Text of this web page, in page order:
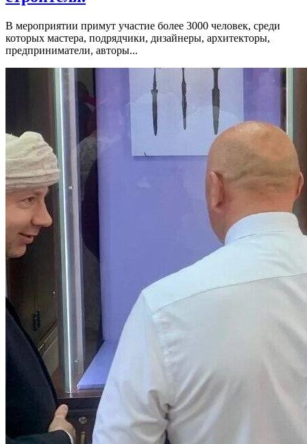
В мероприятии примут участие более 3000 человек, среди
которых мастера, подрядчики, дизайнеры, архитекторы,
предприниматели, авторы...